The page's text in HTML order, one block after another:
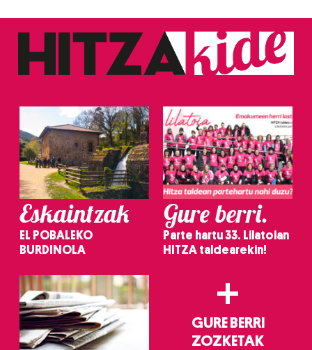
Eskaintzak
EL POBALEKO
BURDINOLA
Gure berri.
Parte hartu 33. Lilatoian
HITZA taldearekin!
+
GURE BERRI
ZOZKETAK